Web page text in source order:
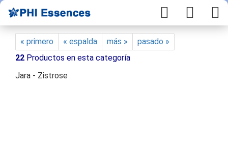
« primero « espalda más »
pasado »
22 Productos en esta categoría
Jara - Zistrose